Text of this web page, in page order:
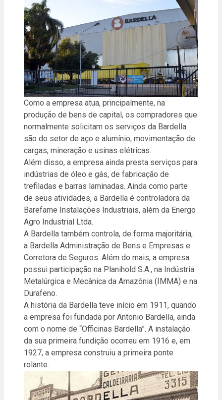
Como a empresa atua, principalmente, na
produção de bens de capital, os compradores que
normalmente solicitam os serviços da Bardella
são do setor de aço e alumínio, movimentação de
cargas, mineração e usinas elétricas.
Além disso, a empresa ainda presta serviços para
indústrias de óleo e gás, de fabricação de
trefiladas e barras laminadas. Ainda como parte
de seus atividades, a Bardella é controladora da
Barefame Instalações Industriais, além da Energo
Agro Industrial Ltda.
A Bardella também controla, de forma majoritária,
a Bardella Administração de Bens e Empresas e
Corretora de Seguros. Além do mais, a empresa
possui participação na Planihold S.A., na Indústria
Metalúrgica e Mecânica da Amazônia (IMMA) e na
Durafeno.
A história da Bardella teve início em 1911, quando
a empresa foi fundada por Antonio Bardella, ainda
com o nome de “Officinas Bardella”. A instalação
da sua primeira fundição ocorreu em 1916 e, em
1927, a empresa construiu a primeira ponte
rolante.